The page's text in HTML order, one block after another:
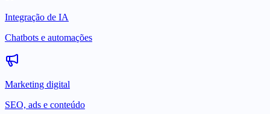
Integração de IA
Chatbots e automações
Marketing digital
SEO, ads e conteúdo